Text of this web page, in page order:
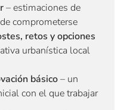
– estimaciones de
comprometerse
retos y opciones
urbanística local
básico– un
con el que trabajar